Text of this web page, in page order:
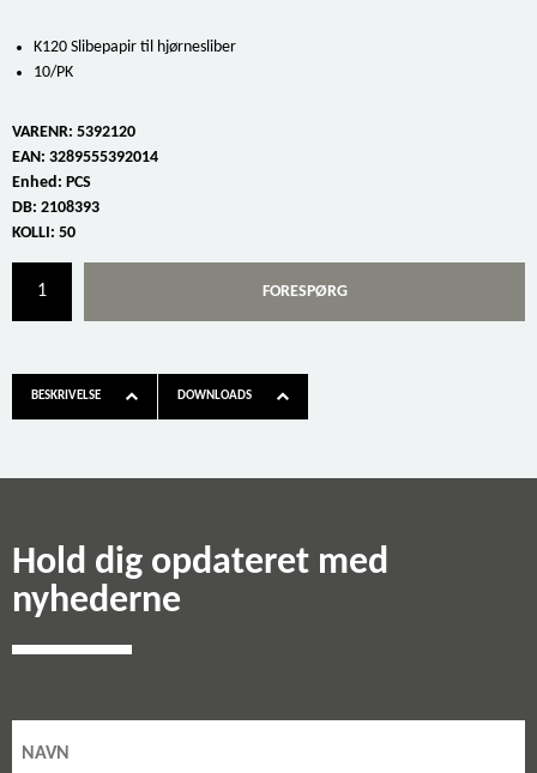
K120 Slibepapir til hjørnesliber
10/PK
VARENR: 5392120
EAN: 3289555392014
Enhed: PCS
DB: 2108393
KOLLI: 50
FORESPØRG
BESKRIVELSE DOWNLOADS
Hold dig opdateret med
nyhederne